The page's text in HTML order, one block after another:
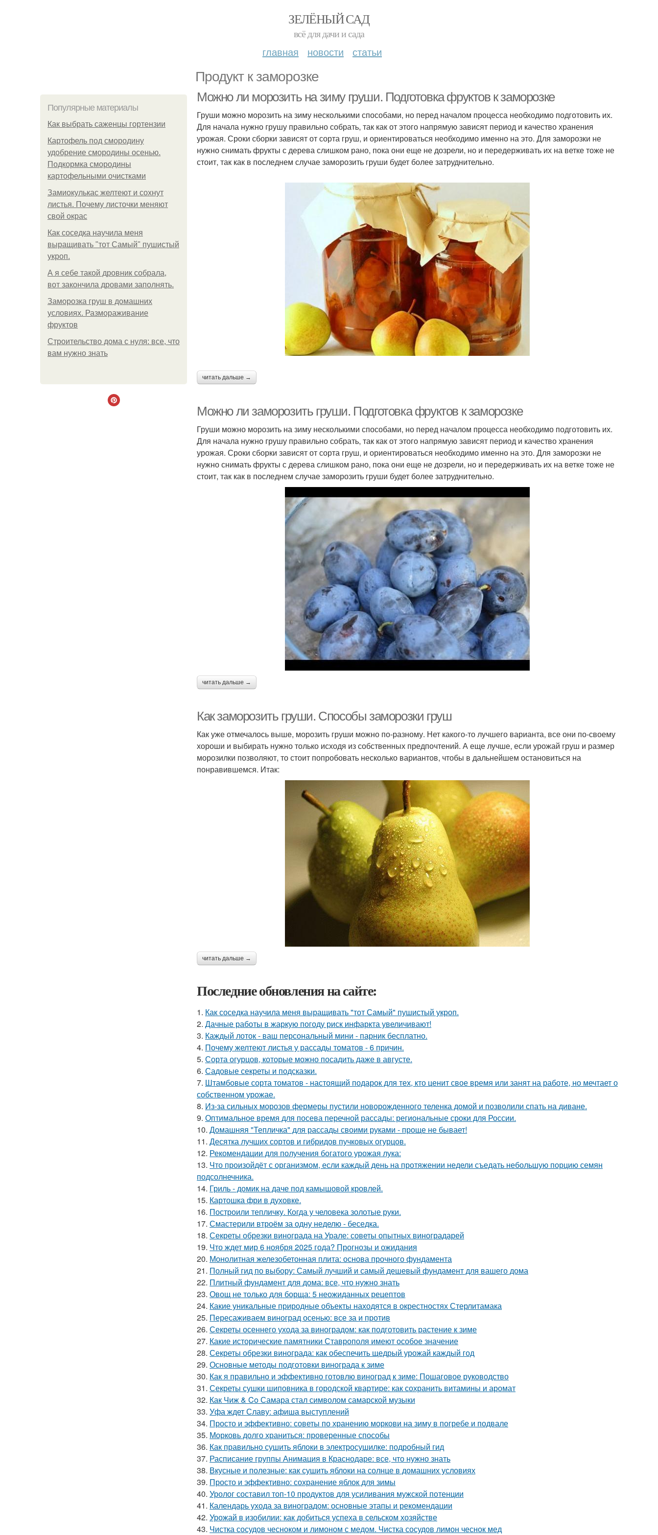
ЗЕЛЁНЫЙ САД
всё для дачи и сада
главная новости статьи
Продукт к заморозке
Популярные материалы
Как выбрать саженцы гортензии
Картофель под смородину
удобрение смородины осенью.
Подкормка смородины
картофельными очистками
Замиокулькас желтеют и сохнут
листья. Почему листочки меняют
свой окрас
Как соседка научила меня
выращивать "тот Самый" пушистый
укроп.
А я себе такой дровник собрала,
вот закончила дровами заполнять.
Заморозка груш в домашних
условиях. Размораживание
фруктов
Строительство дома с нуля: все, что
вам нужно знать
Можно ли морозить на зиму груши. Подготовка фруктов к заморозке
Груши можно морозить на зиму несколькими способами, но перед началом процесса необходимо подготовить их.
Для начала нужно грушу правильно собрать, так как от этого напрямую зависят период и качество хранения
урожая. Сроки сборки зависят от сорта груш, и ориентироваться необходимо именно на это. Для заморозки не
нужно снимать фрукты с дерева слишком рано, пока они еще не дозрели, но и передерживать их на ветке тоже не
стоит, так как в последнем случае заморозить груши будет более затруднительно.
читать дальше →
Можно ли заморозить груши. Подготовка фруктов к заморозке
Груши можно морозить на зиму несколькими способами, но перед началом процесса необходимо подготовить их.
Для начала нужно грушу правильно собрать, так как от этого напрямую зависят период и качество хранения
урожая. Сроки сборки зависят от сорта груш, и ориентироваться необходимо именно на это. Для заморозки не
нужно снимать фрукты с дерева слишком рано, пока они еще не дозрели, но и передерживать их на ветке тоже не
стоит, так как в последнем случае заморозить груши будет более затруднительно.
читать дальше →
Как заморозить груши. Способы заморозки груш
Как уже отмечалось выше, морозить груши можно по-разному. Нет какого-то лучшего варианта, все они по-своему
хороши и выбирать нужно только исходя из собственных предпочтений. А еще лучше, если урожай груш и размер
морозилки позволяют, то стоит попробовать несколько вариантов, чтобы в дальнейшем остановиться на
понравившемся. Итак:
читать дальше →
Последние обновления на сайте:
1. Как соседка научила меня выращивать "тот Самый" пушистый укроп.
2. Дачные работы в жаркую погоду риск инфаркта увеличивают!
3. Каждый лоток - ваш персональный мини - парник бесплатно.
4. Почему желтеют листья у рассады томатов - 6 причин.
5. Сорта огурцов, которые можно посадить даже в августе.
6. Садовые секреты и подсказки.
7. Штамбовые сорта томатов - настоящий подарок для тех, кто ценит свое время или занят на работе, но мечтает о
собственном урожае.
8. Из-за сильных морозов фермеры пустили новорожденного теленка домой и позволили спать на диване.
9. Оптимальное время для посева перечной рассады: региональные сроки для России.
10. Домашняя "Тепличка" для рассады своими руками - проще не бывает!
11. Десятка лучших сортов и гибридов пучковых огурцов.
12. Рекомендации для получения богатого урожая лука:
13. Что произойдёт с организмом, если каждый день на протяжении недели съедать небольшую порцию семян
подсолнечника.
14. Гриль - домик на даче под камышовой кровлей.
15. Картошка фри в духовке.
16. Построили тепличку. Когда у человека золотые руки.
17. Смастерили втроём за одну неделю - беседка.
18. Секреты обрезки винограда на Урале: советы опытных виноградарей
19. Что ждет мир 6 ноября 2025 года? Прогнозы и ожидания
20. Монолитная железобетонная плита: основа прочного фундамента
21. Полный гид по выбору: Самый лучший и самый дешевый фундамент для вашего дома
22. Плитный фундамент для дома: все, что нужно знать
23. Овощ не только для борща: 5 неожиданных рецептов
24. Какие уникальные природные объекты находятся в окрестностях Стерлитамака
25. Пересаживаем виноград осенью: все за и против
26. Секреты осеннего ухода за виноградом: как подготовить растение к зиме
27. Какие исторические памятники Ставрополя имеют особое значение
28. Секреты обрезки винограда: как обеспечить щедрый урожай каждый год
29. Основные методы подготовки винограда к зиме
30. Как я правильно и эффективно готовлю виноград к зиме: Пошаговое руководство
31. Секреты сушки шиповника в городской квартире: как сохранить витамины и аромат
32. Как Чиж & Co Самара стал символом самарской музыки
33. Уфа ждет Славу: афиша выступлений
34. Просто и эффективно: советы по хранению моркови на зиму в погребе и подвале
35. Морковь долго храниться: проверенные способы
36. Как правильно сушить яблоки в электросушилке: подробный гид
37. Расписание группы Анимация в Краснодаре: все, что нужно знать
38. Вкусные и полезные: как сушить яблоки на солнце в домашних условиях
39. Просто и эффективно: сохранение яблок для зимы
40. Уролог составил топ-10 продуктов для усиливания мужской потенции
41. Календарь ухода за виноградом: основные этапы и рекомендации
42. Урожай в изобилии: как добиться успеха в сельском хозяйстве
43. Чистка сосудов чесноком и лимоном с медом. Чистка сосудов лимон чеснок мед